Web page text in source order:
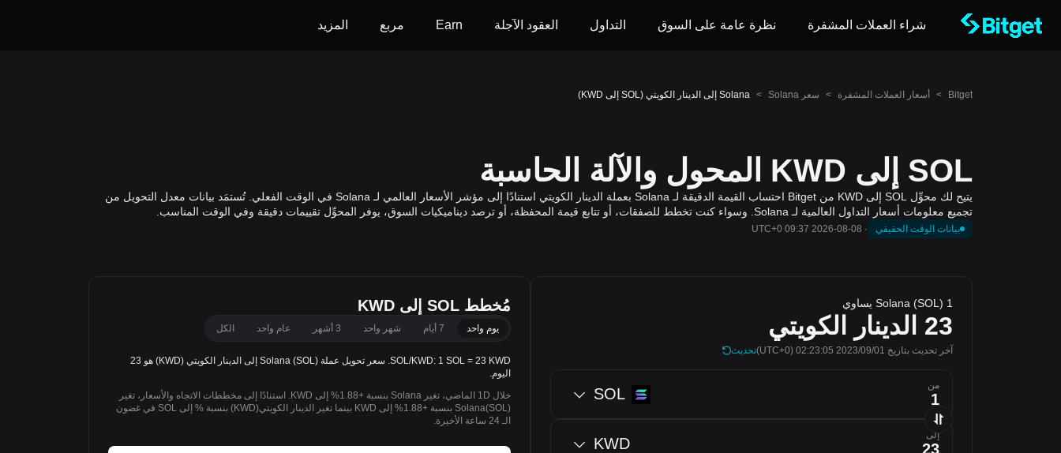
شراء العملات المشفرة نظرة عامة على السوق التداول العقود الآجلة Earn مربع المزيد
Bitget
> أسعار العملات المشفرة > سعر Solana > Solana إلى الدينار الكويتي (SOL إلى KWD)
SOL إلى KWD المحول والآلة الحاسبة
يتيح لك محوِّل SOL إلى KWD من Bitget احتساب القيمة الدقيقة لـ Solana بعملة الدينار الكويتي استنادًا إلى مؤشر الأسعار العالمي لـ Solana في الوقت الفعلي. تُستمَد بيانات معدل التحويل من
تجميع معلومات أسعار التداول العالمية لـ Solana. وسواء كنت تخطط للصفقات، أو تتابع قيمة المحفظة، أو ترصد ديناميكيات السوق، يوفر المحوِّل تقييمات دقيقة وفي الوقت المناسب.
بيانات الوقت الحقيقي ·
2026-08-08 09:37 UTC+0
1 Solana (SOL) يساوي
23 الدينار الكويتي
آخر تحديث بتاريخ 2023/09/01 02:23:05 (UTC+0) تحديث
من SOL
إلى KWD
مُخطط SOL إلى KWD
يوم واحد 7 أيام شهر واحد 3 أشهر عام واحد الكل
SOL/KWD: 1 SOL = 23 KWD. سعر تحويل عملة Solana (SOL) إلى الدينار الكويتي (KWD) هو 23
اليوم.
خلال 1D الماضي، تغير Solana بنسبة +1.88% إلى KWD. استنادًا إلى مخططات الاتجاه والأسعار، تغير
Solana(SOL) بنسبة +1.88% إلى KWD بينما تغير الدينار الكويتي(KWD) بنسبة % إلى SOL في غضون
الـ 24 ساعة الأخيرة.